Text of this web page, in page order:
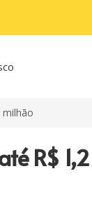
milhão
R$